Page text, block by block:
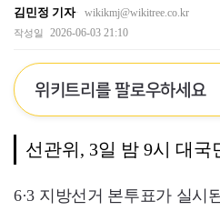
김민정 기자 wikikmj@wikitree.co.kr
작성일 2026-06-03 21:10
위키트리를 팔로우하세요
선관위, 3일 밤 9시 대국
6·3 지방선거 본투표가 실시